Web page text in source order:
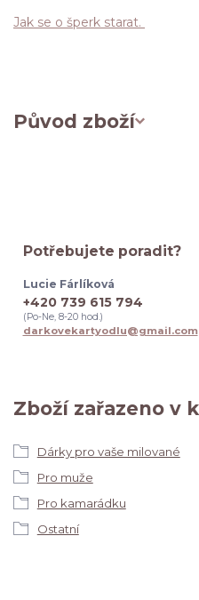
Jak se o šperk starat.
Původ zboží
Zboží zařazeno v
Dárky pro vaše milované
Pro muže
Pro kamarádku
Ostatní
Potřebujete poradit?
Lucie Fárlíková
+420 739 615 794
(Po-Ne, 8-20 hod.)
darkovekartyodlu@gmail.com